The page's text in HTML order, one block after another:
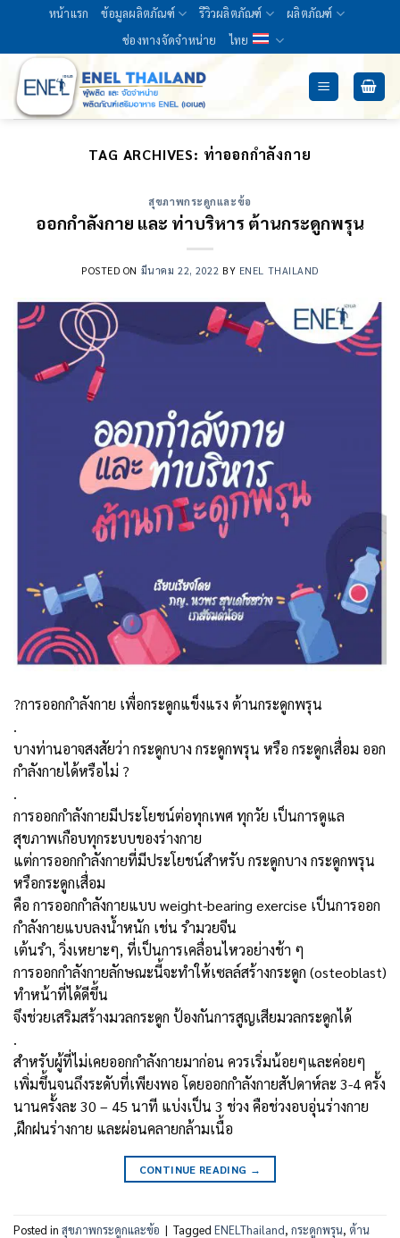
content
หน้าแรก ข้อมูลผลิตภัณฑ์ รีวิวผลิตภัณฑ์
ผลิตภัณฑ์
ช่องทางจัดจำหน่าย
ไทย
TAG ARCHIVES: ท่าออกกำลังกาย
สุขภาพกระดูกและข้อ
ออกกำลังกาย และ ท่าบริหาร ต้านกระดูกพรุน
POSTED ON มีนาคม 22, 2022 BY ENEL THAILAND
?การออกกำลังกาย เพื่อกระดูกแข็งแรง ต้านกระดูกพรุน
.
บางท่านอาจสงสัยว่า กระดูกบาง กระดูกพรุน หรือ กระดูกเสื่อม ออก
กำลังกายได้หรือไม่ ?
.
การออกกำลังกายมีประโยชน์ต่อทุกเพศ ทุกวัย เป็นการดูแล
สุขภาพเกือบทุกระบบของร่างกาย
แต่การออกกำลังกายที่มีประโยชน์สำหรับ กระดูกบาง กระดูกพรุน
หรือกระดูกเสื่อม
คือ การออกกำลังกายแบบ weight-bearing exercise เป็นการออก
กำลังกายแบบลงน้ำหนัก เช่น รํามวยจีน
เต้นรํา, วิ่งเหยาะๆ, ที่เป็นการเคลื่อนไหวอย่างช้า ๆ
การออกกำลังกายลักษณะนี้จะทำให้เซลล์สร้างกระดูก (osteoblast)
ทำหน้าที่ได้ดีขึ้น
จึงช่วยเสริมสร้างมวลกระดูก ป้องกันการสูญเสียมวลกระดูกได้
.
สำหรับผู้ที่ไม่เคยออกกำลังกายมาก่อน ควรเริ่มน้อยๆและค่อยๆ
เพิ่มขึ้นจนถึงระดับที่เพียงพอ โดยออกกำลังกายสัปดาห์ละ 3-4 ครั้ง
นานครั้งละ 30 – 45 นาที แบ่งเป็น 3 ช่วง คือช่วงอบอุ่นร่างกาย
,ฝึกฝนร่างกาย และผ่อนคลายกล้ามเนื้อ
CONTINUE READING →
Posted in สุขภาพกระดูกและข้อ | Tagged ENELThailand, กระดูกพรุน, ต้าน